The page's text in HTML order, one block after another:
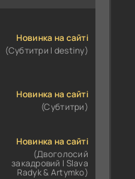
Новинка на сайті
(Субтитри | destiny)
Новинка на сайті
(Субтитри)
Новинка на сайті
(Двоголосий
закадровий | Slava
Radyk & Artymko)